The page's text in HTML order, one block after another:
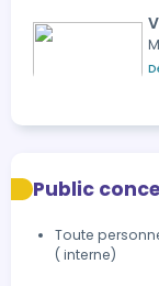
Public
Toute
( interne)